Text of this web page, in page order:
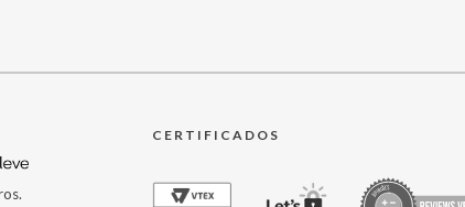
CERTIFICADOS